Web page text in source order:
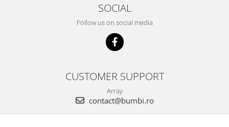
SOCIAL
Follow us on social media
CUSTOMER SUPPORT
Array
contact@bumbi.ro